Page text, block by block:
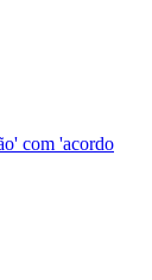
com 'acordo